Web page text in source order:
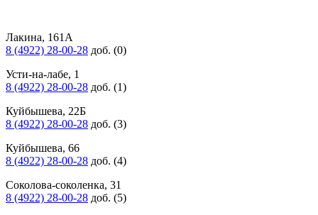
Лакина, 161А
8 (4922) 28-00-28 доб. (0)
Усти-на-лабе, 1
8 (4922) 28-00-28 доб. (1)
Куйбышева, 22Б
8 (4922) 28-00-28 доб. (3)
Куйбышева, 66
8 (4922) 28-00-28 доб. (4)
Соколова-соколенка, 31
8 (4922) 28-00-28 доб. (5)